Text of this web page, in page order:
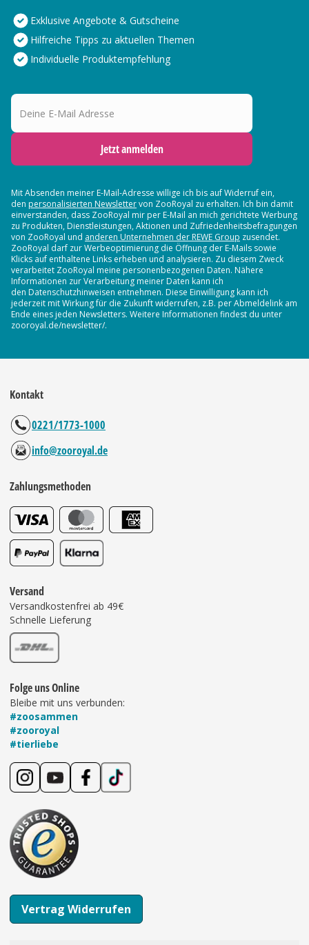
Exklusive Angebote & Gutscheine
Hilfreiche Tipps zu aktuellen Themen
Individuelle Produktempfehlung
Deine E-Mail Adresse
Jetzt anmelden
Mit Absenden meiner E-Mail-Adresse willige ich bis auf Widerruf ein,
den personalisierten Newslettervon ZooRoyal zu erhalten. Ich bin damit
einverstanden, dass ZooRoyal mir per E-Mail an mich gerichtete Werbung
zu Produkten, Dienstleistungen, Aktionen und Zufriedenheitsbefragungen
von ZooRoyal und anderen Unternehmen der REWE Group zusendet.
ZooRoyal darf zur Werbeoptimierung die Öffnung der E-Mails sowie
Klicks auf enthaltene Links erheben und analysieren. Zu diesem Zweck
verarbeitet ZooRoyal meine personenbezogenen Daten. Nähere
Informationen zur Verarbeitung meiner Daten kann ich
den Datenschutzhinweisen entnehmen. Diese Einwilligung kann ich
jederzeit mit Wirkung für die Zukunft widerrufen, z.B. per Abmeldelink am
Ende eines jeden Newsletters. Weitere Informationen findest du unter
zooroyal.de/newsletter/.
Kontakt
0221/1773-1000
info@zooroyal.de
Zahlungsmethoden
Versand
Versandkostenfrei ab 49€
Schnelle Lieferung
Folge uns Online
Bleibe mit uns verbunden:
#zoosammen
#zooroyal
#tierliebe
Vertrag Widerrufen